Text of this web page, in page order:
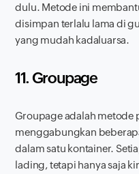
dulu. Metode ini
disimpan terlalu lama di
yang mudah kadaluarsa.
11. Groupage
Groupage adalah metode
menggabungkan
dalam satu kontainer.
lading, tetapi hanya saja